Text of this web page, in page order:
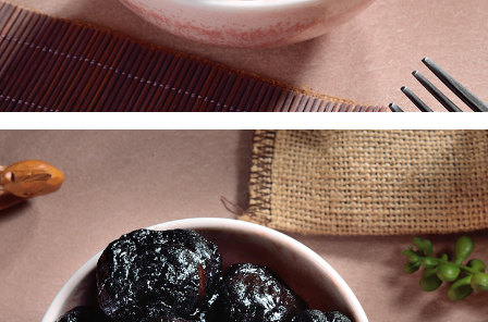
時審查核予不同之上限額度；若仍有額度不足之情形，本公司將視審查結果
請求用戶進行身份認證。
５．嚴禁一人註冊多個帳號或使用他人資訊註冊。若發現惡意使用之情形，
恩沛科技股份有限公司將有權停止該用戶之使用額度並採取法律行動。